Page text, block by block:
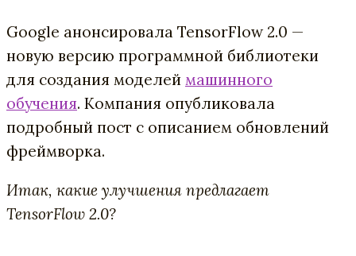
Google анонсировала TensorFlow 2.0 —
новую версию программной библиотеки
для создания моделей машинного
обучения. Компания опубликовала
подробный пост с описанием обновлений
фреймворка.
Итак, какие улучшения предлагает
TensorFlow 2.0?